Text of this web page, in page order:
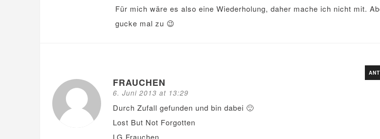
Für mich wäre es also eine Wiederholung, daher mache ich nicht mit.
gucke mal zu 😉
FRAUCHEN
6. Juni 2013 at 13:29
Durch Zufall gefunden und bin dabei 🙂
Lost But Not Forgotten
LG Frauchen